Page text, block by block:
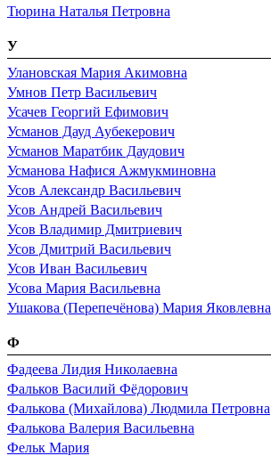
Тюрина Наталья Петровна
У
Улановская Мария Акимовна
Умнов Петр Васильевич
Усачев Георгий Ефимович
Усманов Дауд Аубекерович
Усманов Маратбик Даудович
Усманова Нафися Ажмукминовна
Усов Александр Васильевич
Усов Андрей Васильевич
Усов Владимир Дмитриевич
Усов Дмитрий Васильевич
Усов Иван Васильевич
Усова Мария Васильевна
Ушакова (Перепечёнова) Мария Яковлевна
Ф
Фадеева Лидия Николаевна
Фальков Василий Фёдорович
Фалькова (Михайлова) Людмила Петровна
Фалькова Валерия Васильевна
Фельк Мария